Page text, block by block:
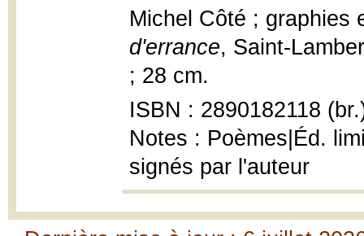
Michel Côté ;
d'errance, Saint-
; 28 cm.
ISBN : 2890182118
Notes : Poèmes|Éd.
signés par l'auteur